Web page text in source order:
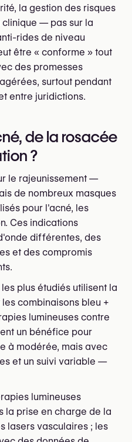
la gestion des risques
— pas sur la
rides de niveau
être « conforme » tout
des promesses
surtout pendant
entre juridictions.
de la rosacée
?
le rajeunissement —
de nombreux masques
pour l'acné, les
Ces indications
différentes, des
et des compromis
plus étudiés utilisent la
combinaisons bleu +
lumineuses contre
un bénéfice pour
à modérée, mais avec
et un suivi variable —
lumineuses
la prise en charge de la
lasers vasculaires ; les